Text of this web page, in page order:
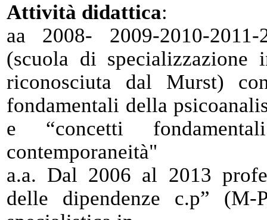
Attività didattica:
aa 2008- 2009-2010-
(scuola di specializzazione
riconosciuta dal Murst)
fondamentali della
e “concetti
contemporaneità"
a.a. Dal 2006 al 2013
delle dipendenze c.p”